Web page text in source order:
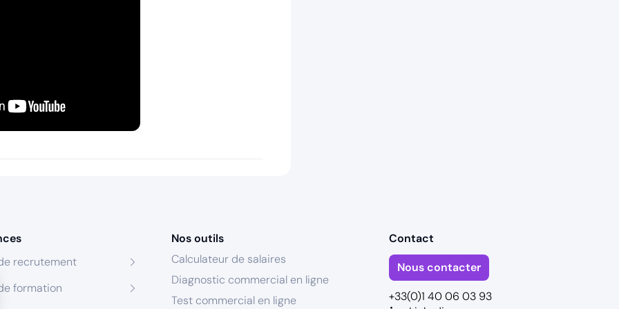
recrutement
formation
Nos outils
Calculateur de salaires
Diagnostic commercial en ligne
Test commercial en ligne
Contact
Nous contacter
+33(0)1 40 06 03 93